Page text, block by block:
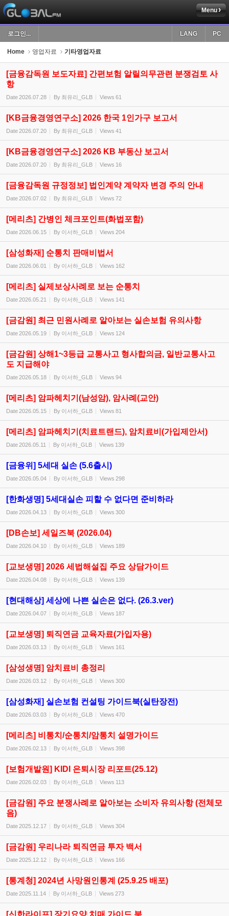
Menu
로그인... PC
LANG
Home 영업자료 기타영업자료
[금융감독원 보도자료] 간편보험 알릴의무관련 분쟁검토 사
항
Date2026.07.28 By 최유리_GLB Views 61
[KB금융경영연구소] 2026 한국 1인가구 보고서
Date2026.07.20 By 최유리_GLB Views 41
[KB금융경영연구소] 2026 KB 부동산 보고서
Date2026.07.20 By 최유리_GLB Views 16
[금융감독원 규정정보] 법인계약 계약자 변경 주의 안내
Date2026.07.02 By 최유리_GLB Views 72
[메리츠] 간병인 체크포인트(화법포함)
Date2026.06.15 By 이서하_GLB Views 204
[삼성화재] 순통치 판매비법서
Date2026.06.01 By 이서하_GLB Views 162
[메리츠] 실제보상사례로 보는 순통치
Date2026.05.21 By 이서하_GLB Views 141
[금감원] 최근 민원사례로 알아보는 실손보험 유의사항
Date2026.05.19 By 이서하_GLB Views 124
[금감원] 상해1~3등급 교통사고 형사합의금, 일반교통사고
도 지급해야
Date2026.05.18 By 이서하_GLB Views 94
[메리츠] 암파헤치기(남성암), 암사례(교안)
Date2026.05.15 By 이서하_GLB Views 81
[메리츠] 암파헤치기(치료트랜드), 암치료비(가입제안서)
Date2026.05.11 By 이서하_GLB Views 139
[금융위] 5세대 실손 (5.6출시)
Date2026.05.04 By 이서하_GLB Views 298
[한화생명] 5세대실손 피할 수 없다면 준비하라
Date2026.04.13 By 이서하_GLB Views 300
[DB손보] 세일즈북 (2026.04)
Date2026.04.10 By 이서하_GLB Views 189
[교보생명] 2026 세법해설집 주요 상담가이드
Date2026.04.08 By 이서하_GLB Views 139
[현대해상] 세상에 나쁜 실손은 없다. (26.3.ver)
Date2026.04.07 By 이서하_GLB Views 187
[교보생명] 퇴직연금 교육자료(가입자용)
Date2026.03.13 By 이서하_GLB Views 161
[삼성생명] 암치료비 총정리
Date2026.03.12 By 이서하_GLB Views 300
[삼성화재] 실손보험 컨설팅 가이드북(실탄장전)
Date2026.03.03 By 이서하_GLB Views 470
[메리츠] 비통치/순통치/암통치 설명가이드
Date2026.02.13 By 이서하_GLB Views 398
[보험개발원] KIDI 은퇴시장 리포트(25.12)
Date2026.02.03 By 이서하_GLB Views 113
[금감원] 주요 분쟁사례로 알아보는 소비자 유의사항 (전체모
음)
Date2025.12.17 By 이서하_GLB Views 304
[금감원] 우리나라 퇴직연금 투자 백서
Date2025.12.12 By 이서하_GLB Views 166
[통계청] 2024년 사망원인통계 (25.9.25 배포)
Date2025.11.14 By 이서하_GLB Views 273
[신한라이프] 장기요양,치매 가이드 북
Sketchbook5, 스케치북5
Sketchbook5, 스케치북5